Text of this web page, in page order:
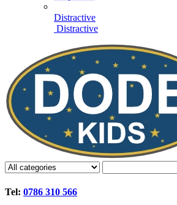
Distractive
Distractive
Tel: 0786 310 566